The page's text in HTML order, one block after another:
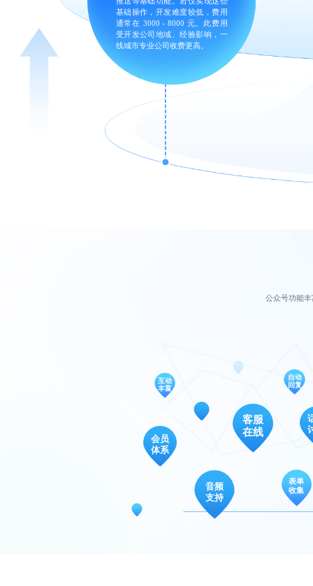
基础操作，开发难度较低，费用
通常在 3000 - 8000 元。此费用
受开发公司地域、经验影响，一
线城市专业公司收费更高。
公众号功能
互动
丰富
会员
体系
自动
回复
音频
支持
客服
在线
表单
收集